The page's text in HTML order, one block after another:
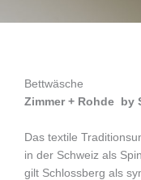
Bettwäsche
Zimmer + Rohde by
Das textile
in der Schweiz als
gilt Schlossberg als